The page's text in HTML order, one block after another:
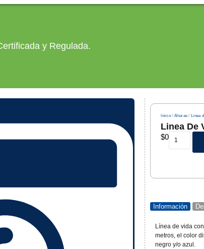
y Regulada.
Inicio /Alturas /Línea
Linea De
$0
Información
Línea de vida
metros, el color
negro y/o azul.